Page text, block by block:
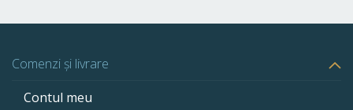
Comenzi și livrare
Contul meu